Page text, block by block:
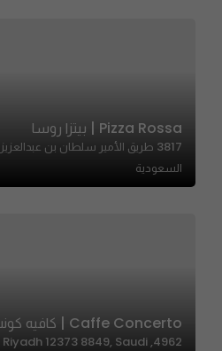
Pizza Rossa | بيتزا روسا
السعودية
Caffe Concerto | كافيه كونشيرتو
Riyadh 12373 8849, Saudi